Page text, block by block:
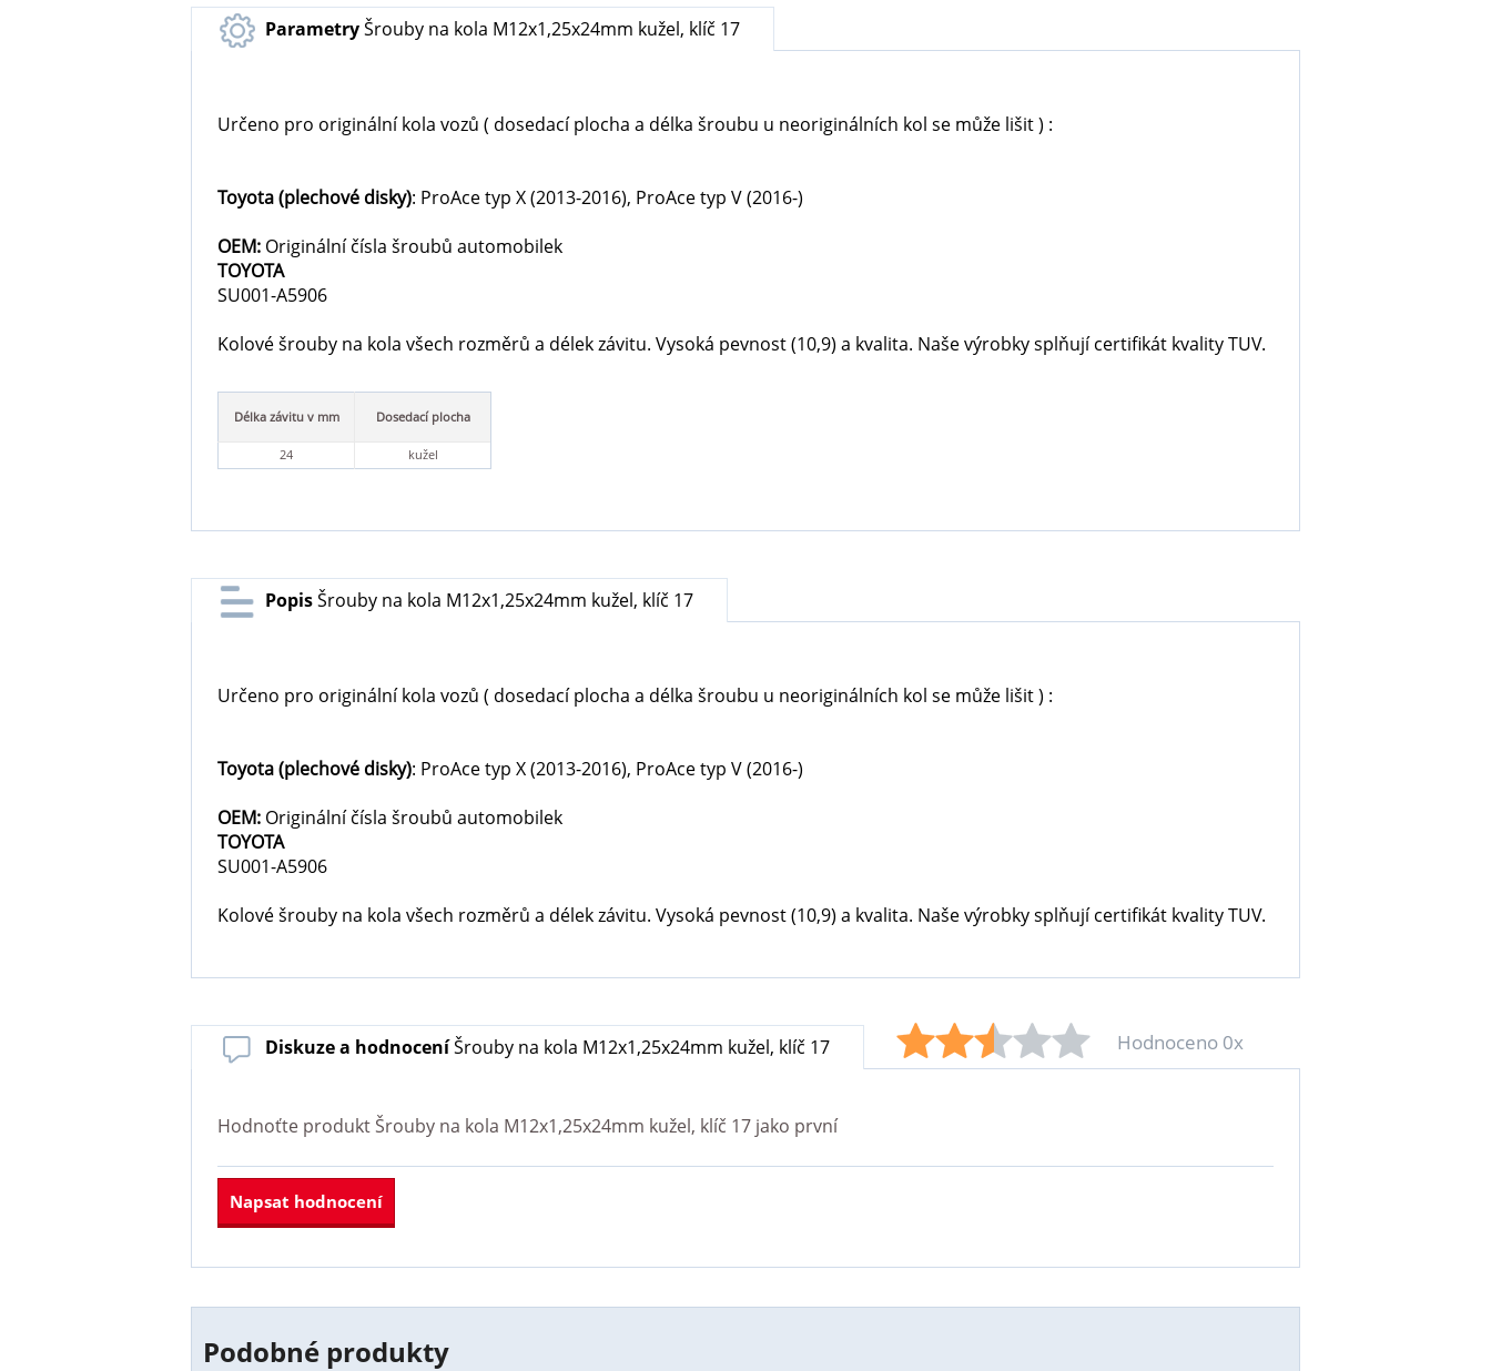
ParametryŠrouby na kola M12x1,25x24mm kužel, klíč 17
Určeno pro originální kola vozů ( dosedací plocha a délka šroubu u neoriginálních kol se může lišit ) :
Toyota(plechové disky): ProAce typ X (2013-2016), ProAce typ V (2016-)
OEM: Originální čísla šroubů automobilek
TOYOTA
SU001-A5906
Kolové šrouby na kola všech rozměrů a délek závitu. Vysoká pevnost (10,9) a kvalita. Naše výrobky splňují certifikát kvality TUV.
Délka závitu v mm Dosedací plocha
24 kužel
PopisŠrouby na kola M12x1,25x24mm kužel, klíč 17
Určeno pro originální kola vozů ( dosedací plocha a délka šroubu u neoriginálních kol se může lišit ) :
Toyota(plechové disky): ProAce typ X (2013-2016), ProAce typ V (2016-)
OEM: Originální čísla šroubů automobilek
TOYOTA
SU001-A5906
Kolové šrouby na kola všech rozměrů a délek závitu. Vysoká pevnost (10,9) a kvalita. Naše výrobky splňují certifikát kvality TUV.
Diskuze a hodnoceníŠrouby na kola M12x1,25x24mm kužel, klíč 17 Hodnoceno 0x
Hodnoťte produktŠrouby na kola M12x1,25x24mm kužel, klíč 17 jako první
Napsat hodnocení
Podobné produkty